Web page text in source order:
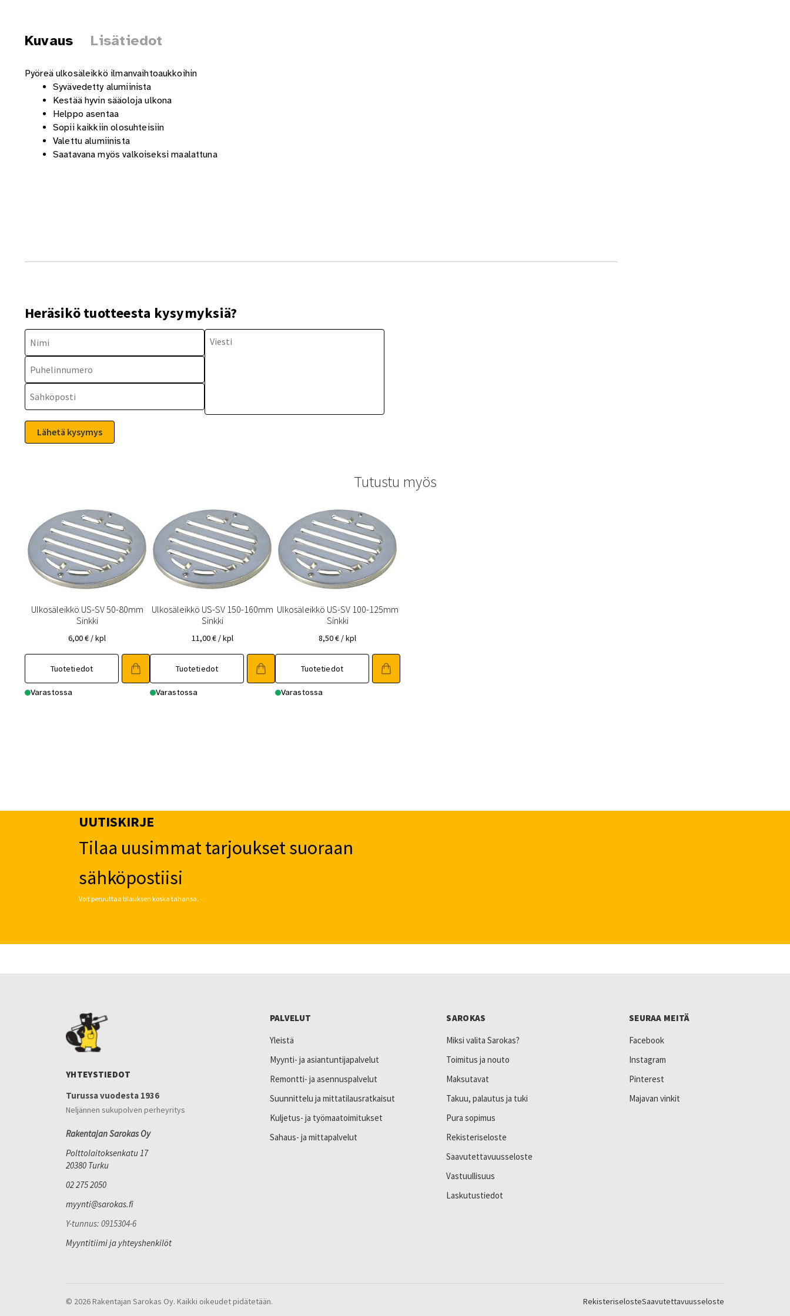
Kuvaus Lisätiedot
Pyöreä ulkosäleikkö ilmanvaihtoaukkoihin
Syvävedetty alumiinista
Kestää hyvin sääoloja ulkona
Helppo asentaa
Sopii kaikkiin olosuhteisiin
Valettu alumiinista
Saatavana myös valkoiseksi maalattuna
Heräsikö tuotteesta kysymyksiä?
Tutustu myös
Ulkosäleikkö US-SV 50-80mm
Sinkki
6,00€ / kpl
Tuotetiedot
Varastossa
Ulkosäleikkö US-SV 150-160mm
Sinkki
11,00€ / kpl
Tuotetiedot
Varastossa
Ulkosäleikkö US-SV 100-125mm
Sinkki
8,50€ / kpl
Tuotetiedot
Varastossa
UUTISKIRJE
Tilaa uusimmat tarjoukset suoraan
sähköpostiisi
Voit peruuttaa tilauksen koska tahansa.
YHTEYSTIEDOT
Turussa vuodesta 1936
Neljännen sukupolven perheyritys
Rakentajan Sarokas Oy
Polttolaitoksenkatu 17
20380 Turku
02 275 2050
myynti@sarokas.fi
Y-tunnus: 0915304-6
Myyntitiimi ja yhteyshenkilöt
PALVELUT
Yleistä
Myynti- ja asiantuntijapalvelut
Remontti- ja asennuspalvelut
Suunnittelu ja mittatilausratkaisut
Kuljetus- ja työmaatoimitukset
Sahaus- ja mittapalvelut
SAROKAS
Miksi valita Sarokas?
Toimitus ja nouto
Maksutavat
Takuu, palautus ja tuki
Pura sopimus
Rekisteriseloste
Saavutettavuusseloste
Vastuullisuus
Laskutustiedot
SEURAA MEITÄ
Facebook
Instagram
Pinterest
Majavan vinkit
© 2026 Rakentajan Sarokas Oy. Kaikki oikeudet pidätetään. RekisteriselosteSaavutettavuusseloste